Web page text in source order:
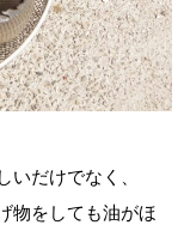
いだけでなく、
物をしても油がほ